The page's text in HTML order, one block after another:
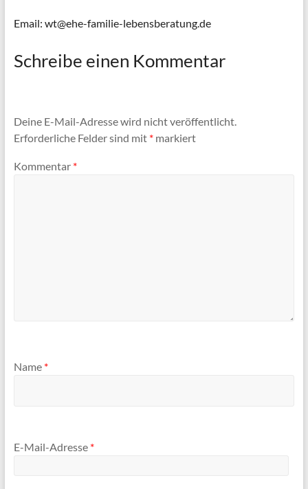
Email: wt@ehe-familie-lebensberatung.de
Schreibe einen Kommentar
Deine E-Mail-Adresse wird nicht veröffentlicht.
Erforderliche Felder sind mit *markiert
Kommentar *
Name *
E-Mail-Adresse *